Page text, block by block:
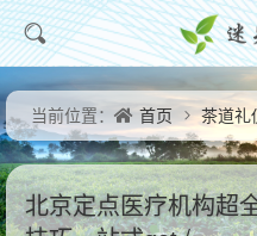
当前位置： 首页 茶道礼
北京定点医疗机构超